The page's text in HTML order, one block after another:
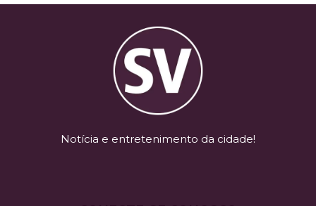
Notícia e entretenimento da cidade!